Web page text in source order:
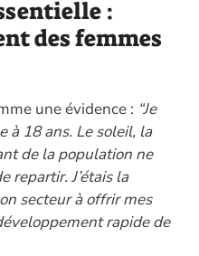
:
des femmes
une évidence : “Je
à 18 ans. Le soleil, la
de la population ne
repartir. J’étais la
secteur à offrir mes
rapide de